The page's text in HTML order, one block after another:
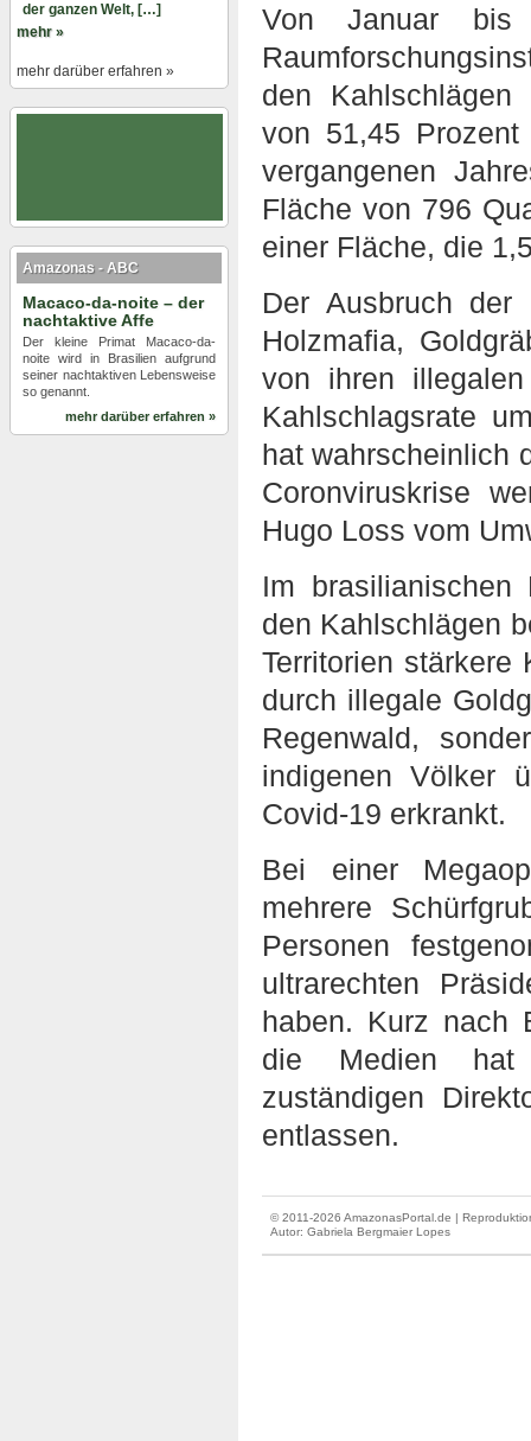
Von Januar bis
den Kahlschlägen
von 51,45
vergangenen
Fläche von 796
einer Fläche, die
Der Ausbruch der
Holzmafia,
von ihren
Kahlschlagsrate
hat wahrscheinlich
Coronviruskrise
Hugo Loss vom
Im
den Kahlschlägen
Territorien stärkere
durch illegale
Regenwald,
indigenen Völker
Covid-19 erkrankt.
Bei einer
mehrere
Personen
ultrarechten
haben. Kurz nach
die Medien hat
zuständigen
entlassen.
© 2011-2026 AmazonasPortal.de |
Autor: Gabriela Bergmaier Lopes
der ganzen Welt, […]
mehr »
mehr darüber erfahren »
Amazonas - ABC
Macaco-da-noite – der
nachtaktive Affe
Der kleine Primat Macaco-da-
noite wird in Brasilien aufgrund
seiner nachtaktiven Lebensweise
so genannt.
mehr darüber erfahren »